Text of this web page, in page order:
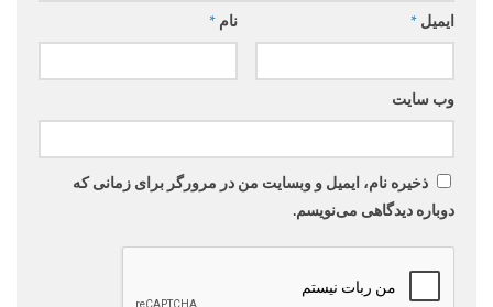
نام * ایمیل *
وب‌ سایت
ذخیره نام، ایمیل و وبسایت من در مرورگر برای زمانی که
دوباره دیدگاهی می‌نویسم.